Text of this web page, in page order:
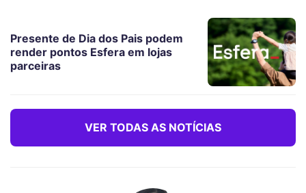
Presente de Dia dos Pais podem
render pontos Esfera em lojas
parceiras
VER TODAS AS NOTÍCIAS